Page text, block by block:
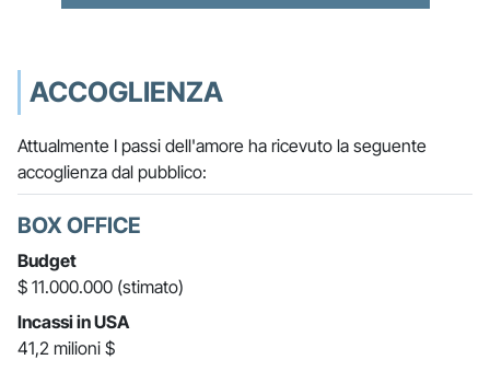
ACCOGLIENZA
Attualmente I passi dell'amore ha ricevuto la seguente
accoglienza dal pubblico:
BOX OFFICE
Budget
$ 11.000.000 (stimato)
Incassi in USA
41,2 milioni $